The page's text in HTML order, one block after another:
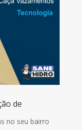
de
no seu bairro